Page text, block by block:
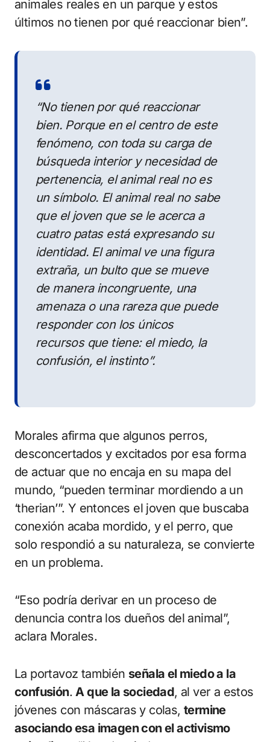
animales reales en un parque y estos
últimos no tienen por qué reaccionar bien”.
“No tienen por qué reaccionar
bien. Porque en el centro de este
fenómeno, con toda su carga de
búsqueda interior y necesidad de
pertenencia, el animal real no es
un símbolo. El animal real no sabe
que el joven que se le acerca a
cuatro patas está expresando su
identidad. El animal ve una figura
extraña, un bulto que se mueve
de manera incongruente, una
amenaza o una rareza que puede
responder con los únicos
recursos que tiene: el miedo, la
confusión, el instinto”.
Morales afirma que algunos perros,
desconcertados y excitados por esa forma
de actuar que no encaja en su mapa del
mundo, “pueden terminar mordiendo a un
‘therian’”. Y entonces el joven que buscaba
conexión acaba mordido, y el perro, que
solo respondió a su naturaleza, se convierte
en un problema.
“Eso podría derivar en un proceso de
denuncia contra los dueños del animal”,
aclara Morales.
La portavoz también señala el miedo a la
confusión. A que la sociedad, al ver a estos
jóvenes con máscaras y colas, termine
asociando esa imagen con el activismo